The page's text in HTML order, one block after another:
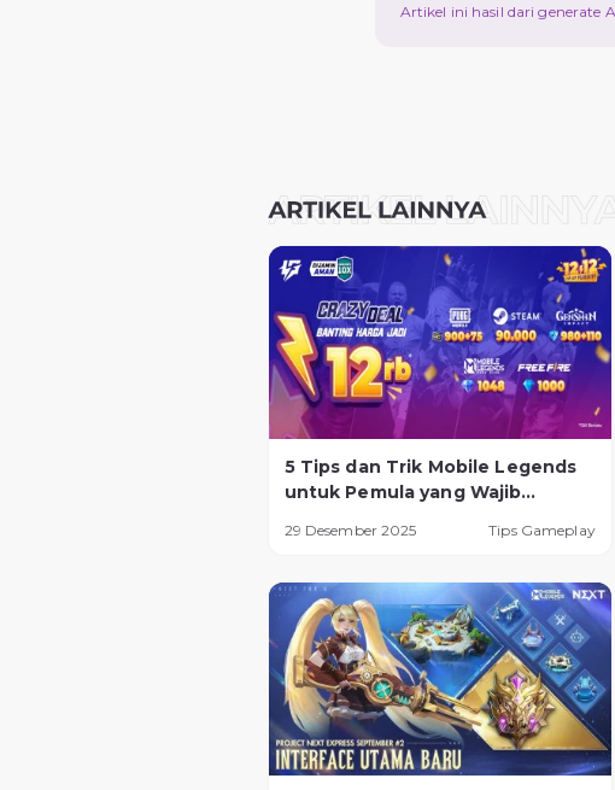
Artikel ini hasil dari generate
5 Tips dan Trik Mobile Legends
untuk Pemula yang Wajib
29 Desember 2025 Tips Gameplay